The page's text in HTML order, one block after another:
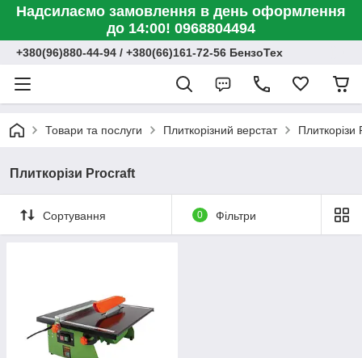
Надсилаємо замовлення в день оформлення
до 14:00! 0968804494
+380(96)880-44-94 / +380(66)161-72-56 БензоТех
Товари та послуги Плиткорізний верстат Плиткорізи
Плиткорізи Procraft
Сортування 0 Фільтри